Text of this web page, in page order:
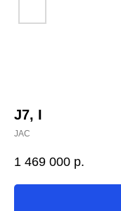
J7, I
JAC
1 469 000 р.